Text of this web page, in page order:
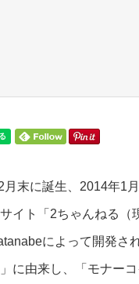
月末に誕生、2014年1
イト「2ちゃんねる
によって開発
に由来し、「モナー